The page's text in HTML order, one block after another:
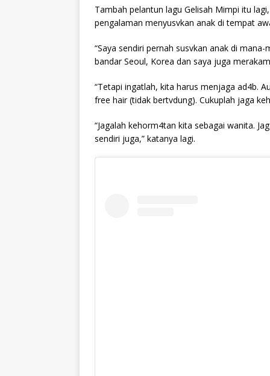
Tambah pelantun lagu Gelisah Mimpi itu
pengalaman menyusvkan anak di tempat
“Saya sendiri pernah susvkan anak di
bandar Seoul, Korea dan saya juga
“Tetapi ingatlah, kita harus menjaga ad4b.
free hair (tidak bertvdung). Cukuplah jaga
“Jagalah kehorm4tan kita sebagai wanita.
sendiri juga,” katanya lagi.